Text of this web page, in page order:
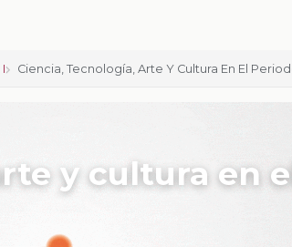
I Ciencia, Tecnología, Arte Y Cultura En El
y cultura en